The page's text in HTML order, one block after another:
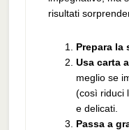
risultati
Prepara la
Usa carta
meglio se
(così riduci
e delicati.
Passa a